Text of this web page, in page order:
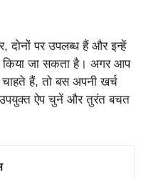
दोनों पर उपलब्ध हैं और इन्हें
किया जा सकता है। अगर आप
हैं, तो बस अपनी खर्च
ऐप चुनें और तुरंत बचत